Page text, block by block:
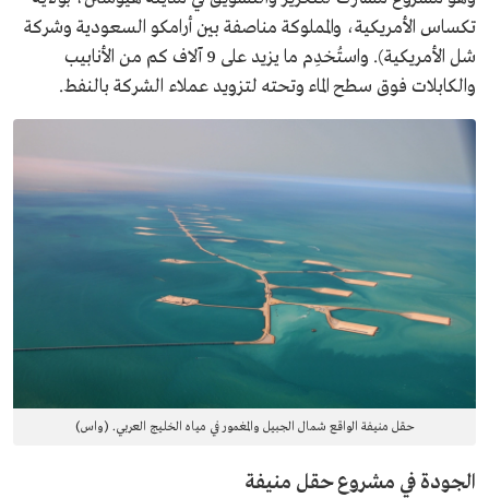
تكساس الأمريكية، والمملوكة مناصفة بين أرامكو السعودية وشركة
شل الأمريكية). واستُخدِم ما يزيد على 9 آلاف كم من الأنابيب
والكابلات فوق سطح الماء وتحته لتزويد عملاء الشركة بالنفط.
حقل منيفة الواقع شمال الجبيل والمغمور في مياه الخليج العربي. (واس)
الجودة في مشروع حقل منيفة